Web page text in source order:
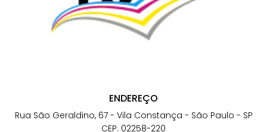
ENDEREÇO
Rua São Geraldino, 67 - Vila Constança - São Paulo - SP
CEP: 02258-220